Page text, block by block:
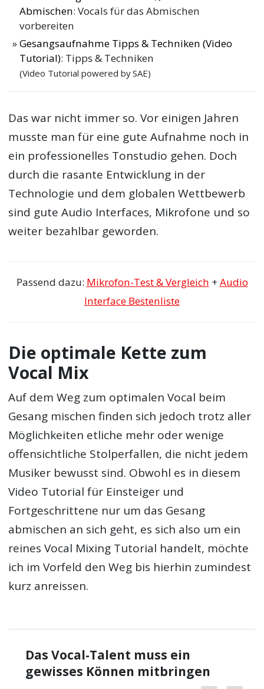
Abmischen: Vocals für das Abmischen
vorbereiten
Gesangsaufnahme Tipps & Techniken (Video
Tutorial): Tipps & Techniken
(Video Tutorial powered by SAE)
Das war nicht immer so. Vor einigen Jahren
musste man für eine gute Aufnahme noch in
ein professionelles Tonstudio gehen. Doch
durch die rasante Entwicklung in der
Technologie und dem globalen Wettbewerb
sind gute Audio Interfaces, Mikrofone und so
weiter bezahlbar geworden.
Passend dazu: Mikrofon-Test & Vergleich + Audio
Interface Bestenliste
Die optimale Kette zum
Vocal Mix
Auf dem Weg zum optimalen Vocal beim
Gesang mischen finden sich jedoch trotz aller
Möglichkeiten etliche mehr oder wenige
offensichtliche Stolperfallen, die nicht jedem
Musiker bewusst sind. Obwohl es in diesem
Video Tutorial für Einsteiger und
Fortgeschrittene nur um das Gesang
abmischen an sich geht, es sich also um ein
reines Vocal Mixing Tutorial handelt, möchte
ich im Vorfeld den Weg bis hierhin zumindest
kurz anreissen.
Das Vocal-Talent muss ein
gewisses Können mitbringen